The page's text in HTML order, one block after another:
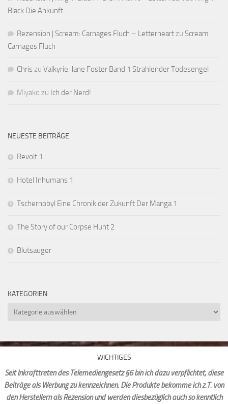
Black Die Ankunft
Rezension | Scream: Carnages Fluch – Letterheartzu Scream
Carnages Fluch
Chriszu Valkyrie: Jane Foster Band 1 Strahlender Todesengel
Miyako zu Ich der Nerd!
NEUESTE BEITRÄGE
Revolt 1
Hotel Inhumans 1
Tschernobyl Eine Chronik der Zukunft Der Manga 1
The Story of our Corpse Hunt 2
Blutsauger
KATEGORIEN
Kategorien
WICHTIGES
Seit Inkrafttreten des Telemediengesetz §6 bin ich dazu verpflichtet, diese
Beiträge als Werbung zu kennzeichnen. Die Produkte bekomme ich z.T. von
den Herstellern als Rezension und werden diesbezüglich auch so kenntlich